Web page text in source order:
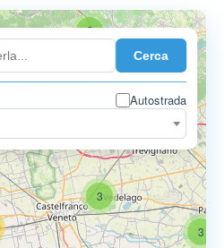
Cerca
Autostrada
3
3
2